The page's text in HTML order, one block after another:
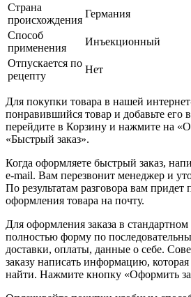
Страна
происхождения
Германия
Способ
применения
Инъекционный
Отпускается по
рецепту
Нет
Для покупки товара в нашей
понравившийся товар и добавьте его
перейдите в Корзину и нажмите на
«Быстрый заказ».
Когда оформляете быстрый заказ,
e-mail. Вам перезвонит менеджер и
По результатам разговора вам придет
оформления товара на почту.
Для оформления заказа в
полностью форму по
доставки, оплаты, данные о себе.
заказу написать информацию,
найти. Нажмите кнопку «Оформить